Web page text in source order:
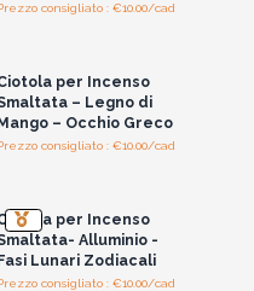
consigliato : €10.00/cad
per Incenso
– Legno di
– Occhio Greco
consigliato : €10.00/cad
per Incenso
Alluminio -
Lunari Zodiacali
consigliato : €10.00/cad